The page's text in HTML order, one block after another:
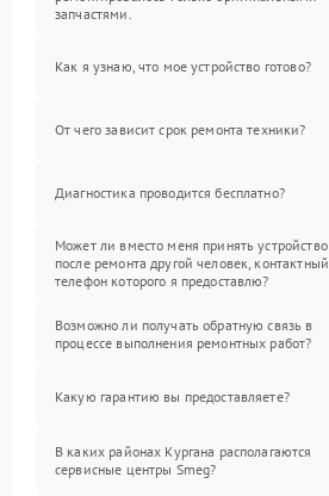
запчастями.
Как я узнаю, что мое устройство готово?
От чего зависит срок ремонта техники?
Диагностика проводится бесплатно?
Может ли вместо меня принять устройство
после ремонта другой человек, контактный
телефон которого я предоставлю?
Возможно ли получать обратную связь в
процессе выполнения ремонтных работ?
Какую гарантию вы предоставляете?
В каких районах Кургана располагаются
сервисные центры Smeg?